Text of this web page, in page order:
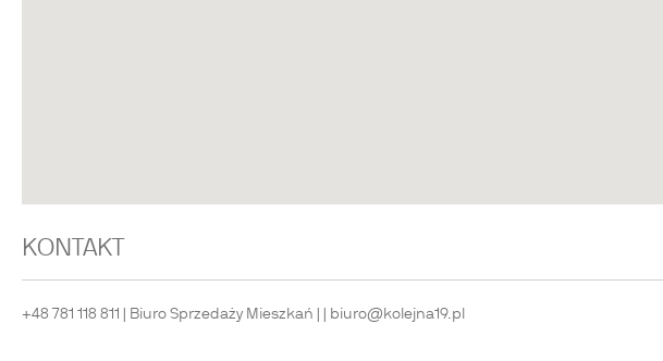
KONTAKT
+48 781 118 811 | Biuro Sprzedaży Mieszkań | biuro@kolejna19.pl